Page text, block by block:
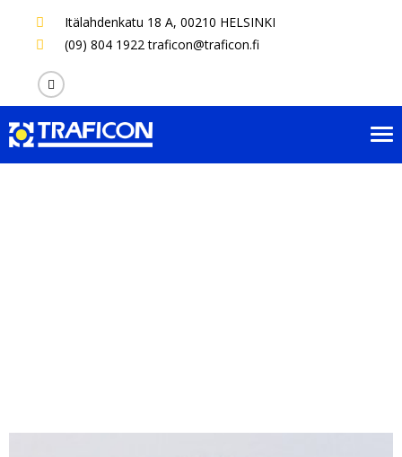
Itälahdenkatu 18 A, 00210 HELSINKI
(09) 804 1922traficon@traficon.fi